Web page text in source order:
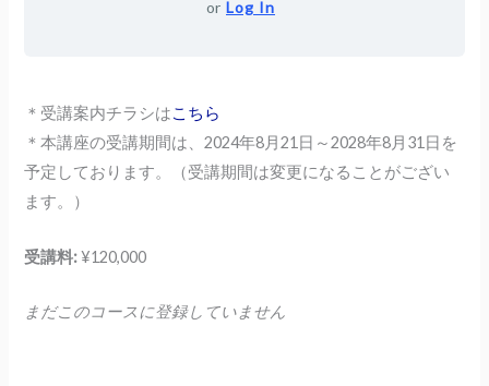
or Log In
＊受講案内チラシはこちら
＊本講座の受講期間は、2024年8月21日～2028年8月31日 を
予定しております。（受講期間は変更になることがござい
ます。）
受講料:¥120,000
まだこのコースに登録していません